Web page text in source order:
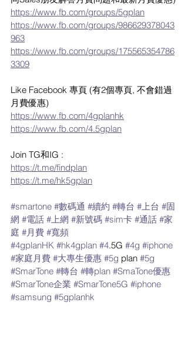
https://www.fb.com/groups/5gplan
https://www.fb.com/groups/986629378043
963
https://www.fb.com/groups/175565354786
3309
Like Facebook 專頁 (有2個專頁, 不會錯過
月費優惠)
https://www.fb.com/4gplanhk
https://www.fb.com/4.5gplan
Join TG和IG :
https://t.me/findplan
https://t.me/hk5gplan
#smartone #數碼通 #續約 #轉台 #上台 #固
網 #電話 #上網 #新號碼 #sim卡 #通話 #家
庭 #月費 #寬頻
#4gplanHK #hk4gplan #4.5G #4g #iphone
#家庭月費 #大專生優惠 #5g plan #5g
#SmarTone #轉台 #轉plan #SmaTone優惠
#SmarTone企業 #SmarTone5G #iphone
#samsung #5gplanhk